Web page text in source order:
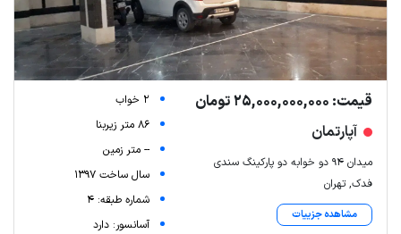
قیمت: 25,000,000,000 تومان
آپارتمان
میدان ۹۴ دو خوابه دو پارکینگ سندی
فدک, تهران
مشاهده جزییات
2 خواب
86 متر زیربنا
-- متر زمین
سال ساخت 1397
شماره طبقه: 4
آسانسور: دارد